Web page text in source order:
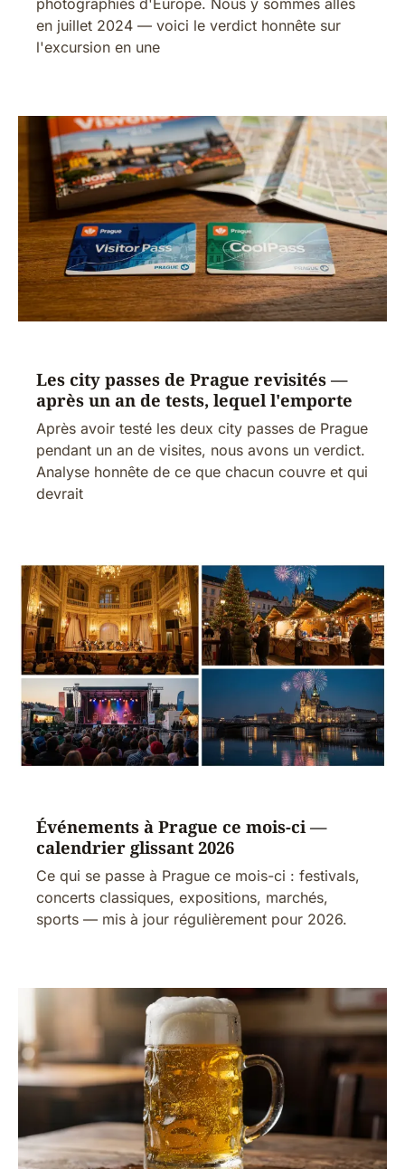
en juillet 2024 — voici le verdict honnête sur
l'excursion en une
Les city passes de Prague revisités —
après un an de tests, lequel l'emporte
Après avoir testé les deux city passes de Prague
pendant un an de visites, nous avons un verdict.
Analyse honnête de ce que chacun couvre et qui
devrait
Événements à Prague ce mois-ci —
calendrier glissant 2026
Ce qui se passe à Prague ce mois-ci : festivals,
concerts classiques, expositions, marchés,
sports — mis à jour régulièrement pour 2026.